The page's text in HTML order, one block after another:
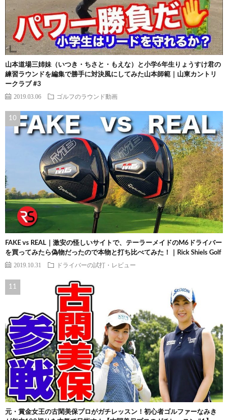
山本道場三姉妹（いつき・ちさと・もえな）と小学6年生りょうすけ君の
練習ラウンドを編集で勝手に対決風にしてみた山本師範｜山東カントリ
ークラブ #3
2019.03.06 ゴルフのラウンド動画
FAKE vs REAL｜激安の怪しいサイトで、テーラーメイドのM6ドライバー
を買ってみたら偽物だったので本物と打ち比べてみた！｜Rick Shiels Golf
2019.10.31 ドライバーの試打・レビュー
元・賞金女王の古閑美保プロがガチレッスン！初心者ゴルファーなみき